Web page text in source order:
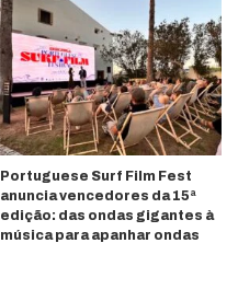
Portuguese Surf Film Fest
anuncia vencedores da 15ª
edição: das ondas gigantes à
música para apanhar ondas